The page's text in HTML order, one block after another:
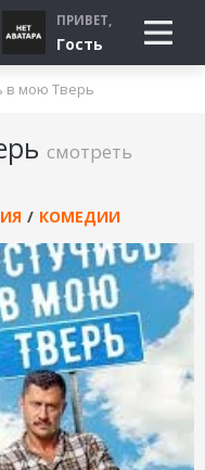
ПРИВЕТ,
Гость
в мою Тверь
смотреть
/ КОМЕДИИ